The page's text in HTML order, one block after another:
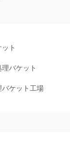
ト
バケット
バケット工場